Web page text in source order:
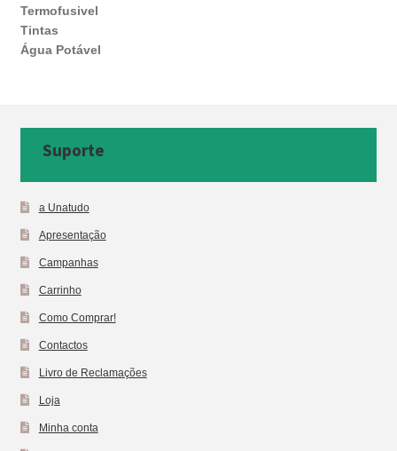
Termofusivel
Tintas
Água Potável
Suporte
a Unatudo
Apresentação
Campanhas
Carrinho
Como Comprar!
Contactos
Livro de Reclamações
Loja
Minha conta